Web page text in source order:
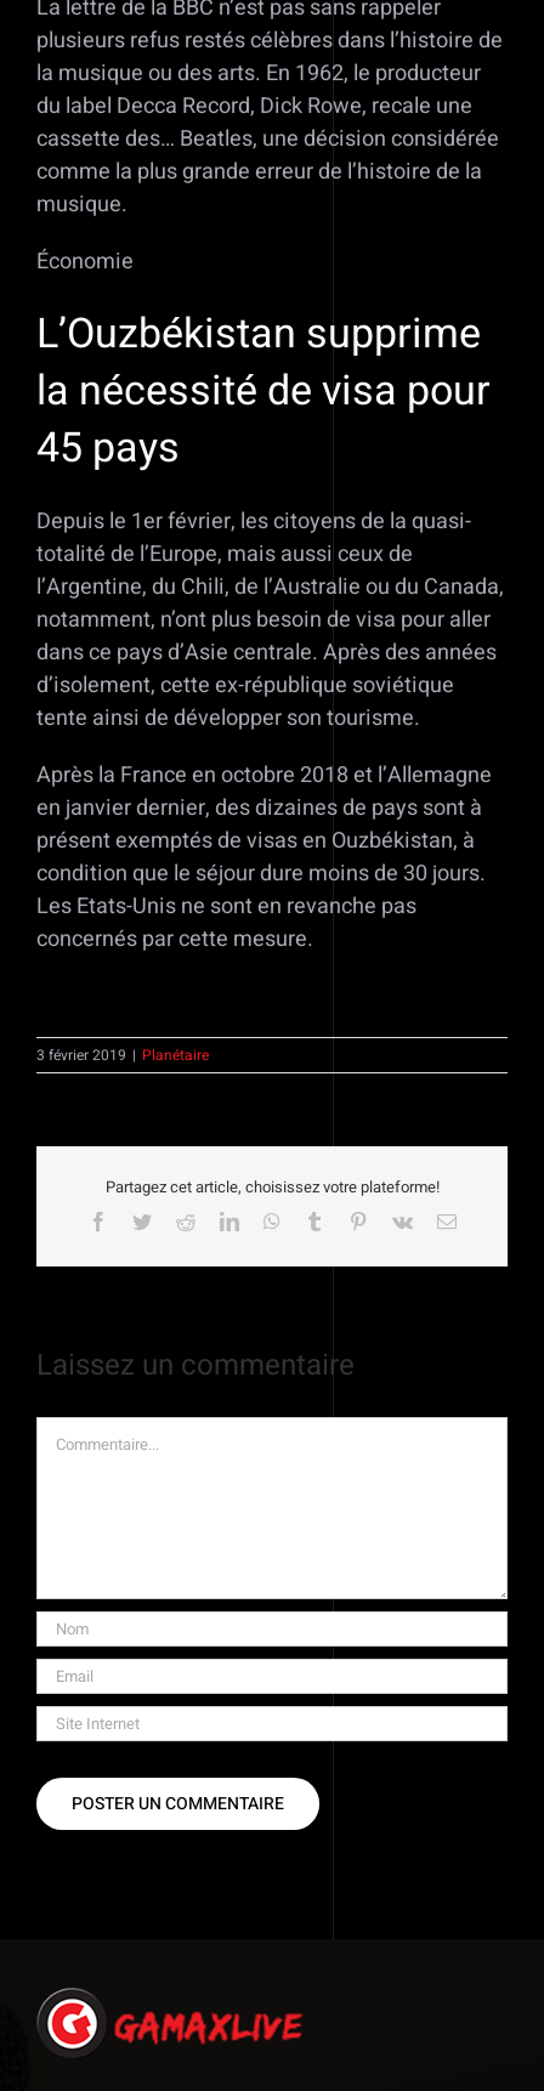
La lettre de la BBC n’est pas sans rappeler
plusieurs refus restés célèbres dans l’histoire de
la musique ou des arts. En 1962, le producteur
du label Decca Record, Dick Rowe, recale une
cassette des… Beatles, une décision considérée
comme la plus grande erreur de l’histoire de la
musique.
Économie
L’Ouzbékistan supprime
la nécessité de visa pour
45 pays
Depuis le 1er février, les citoyens de la quasi-
totalité de l’Europe, mais aussi ceux de
l’Argentine, du Chili, de l’Australie ou du Canada,
notamment, n’ont plus besoin de visa pour aller
dans ce pays d’Asie centrale. Après des années
d’isolement, cette ex-république soviétique
tente ainsi de développer son tourisme.
Après la France en octobre 2018 et l’Allemagne
en janvier dernier, des dizaines de pays sont à
présent exemptés de visas en Ouzbékistan, à
condition que le séjour dure moins de 30 jours.
Les Etats-Unis ne sont en revanche pas
concernés par cette mesure.
3 février 2019 | Planétaire
Partagez cet article, choisissez votre plateforme!
Facebook
TwitterRedditLinkedInWhatsApp
Tumblr Pinterest
Vk Email
Laissez un commentaire
Commentaire